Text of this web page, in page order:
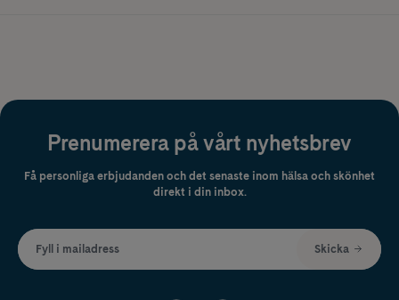
Prenumerera på vårt nyhetsbrev
Få personliga erbjudanden och det senaste inom hälsa och skönhet
direkt i din inbox.
Fyll i mailadress Skicka